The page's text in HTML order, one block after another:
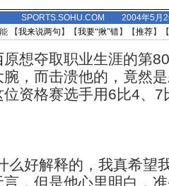
SPORTS.SOHU.COM 2004年5月
【我来说两句 】【我要“揪”错】【推荐】
原想夺取职业生涯的第
，而击溃他的，竟然
位资格赛选手用6比4、
好解释的，我真希望
言，但是他心里明白，